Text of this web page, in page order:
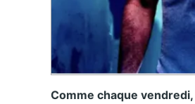
Comme chaque